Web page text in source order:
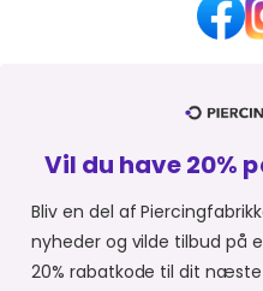
HJÆLP
MER FRA
Vil du have 20%
Bliv en del af
nyheder og vilde tilbud på
20% rabatkode til dit næste